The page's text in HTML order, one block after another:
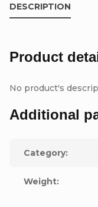
DESCRIPTION
Product
No product's
Additional
Category:
Weight: